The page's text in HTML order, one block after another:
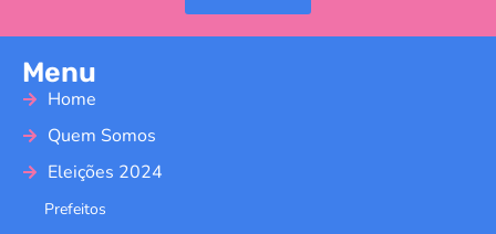
Menu
Home
Quem Somos
Eleições 2024
Prefeitos